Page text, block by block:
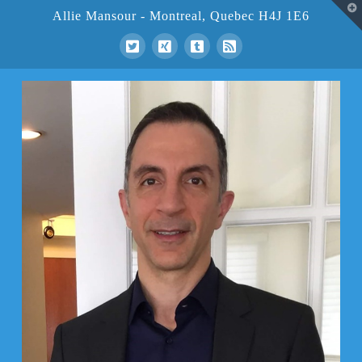
Allie Mansour - Montreal, Quebec H4J 1E6